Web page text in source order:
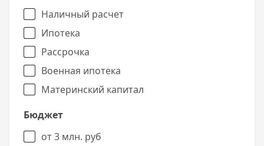
Наличный расчет
Ипотека
Рассрочка
Военная ипотека
Материнский капитал
Бюджет
от 3 млн. руб